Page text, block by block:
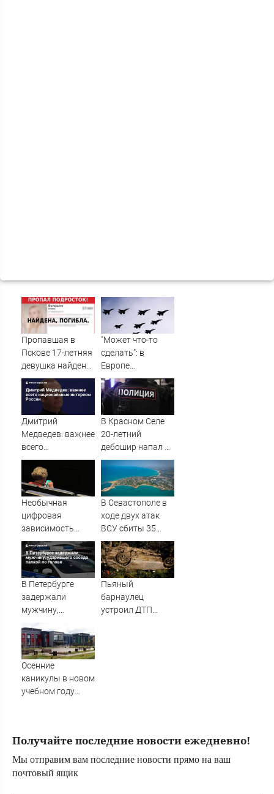
Пропавшая в
Пскове 17-летняя
девушка найдена
мертвой
"Может что-то
сделать": в
Европе
высказались о
нападении
России
Дмитрий
Медведев: важнее
всего
национальные
интересы России
В Красном Селе
20-летний
дебошир напал на
сотрудников
скорой
Необычная
цифровая
зависимость
"накрыла"
россиян
В Севастополе в
ходе двух атак
ВСУ сбиты 35
беспилотников -
Новости на
Вести.ru
В Петербурге
задержали
мужчину,
ударившего
соседа палкой по
голове
Пьяный
барнаулец
устроил ДТП
Осенние
каникулы в новом
учебном году
Получайте последние новости ежедневно!
Мы отправим вам последние новости прямо на ваш
почтовый ящик